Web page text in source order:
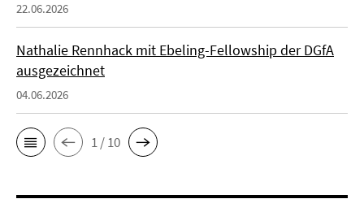
22.06.2026
Nathalie Rennhack mit Ebeling-Fellowship der DGfA
ausgezeichnet
04.06.2026
1 / 10